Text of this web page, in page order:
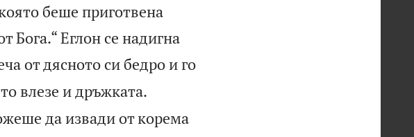
беше приготвена
Бога.“ Еглон се надигна
от дясното си бедро и го
влезе и дръжката.
да извади от корема